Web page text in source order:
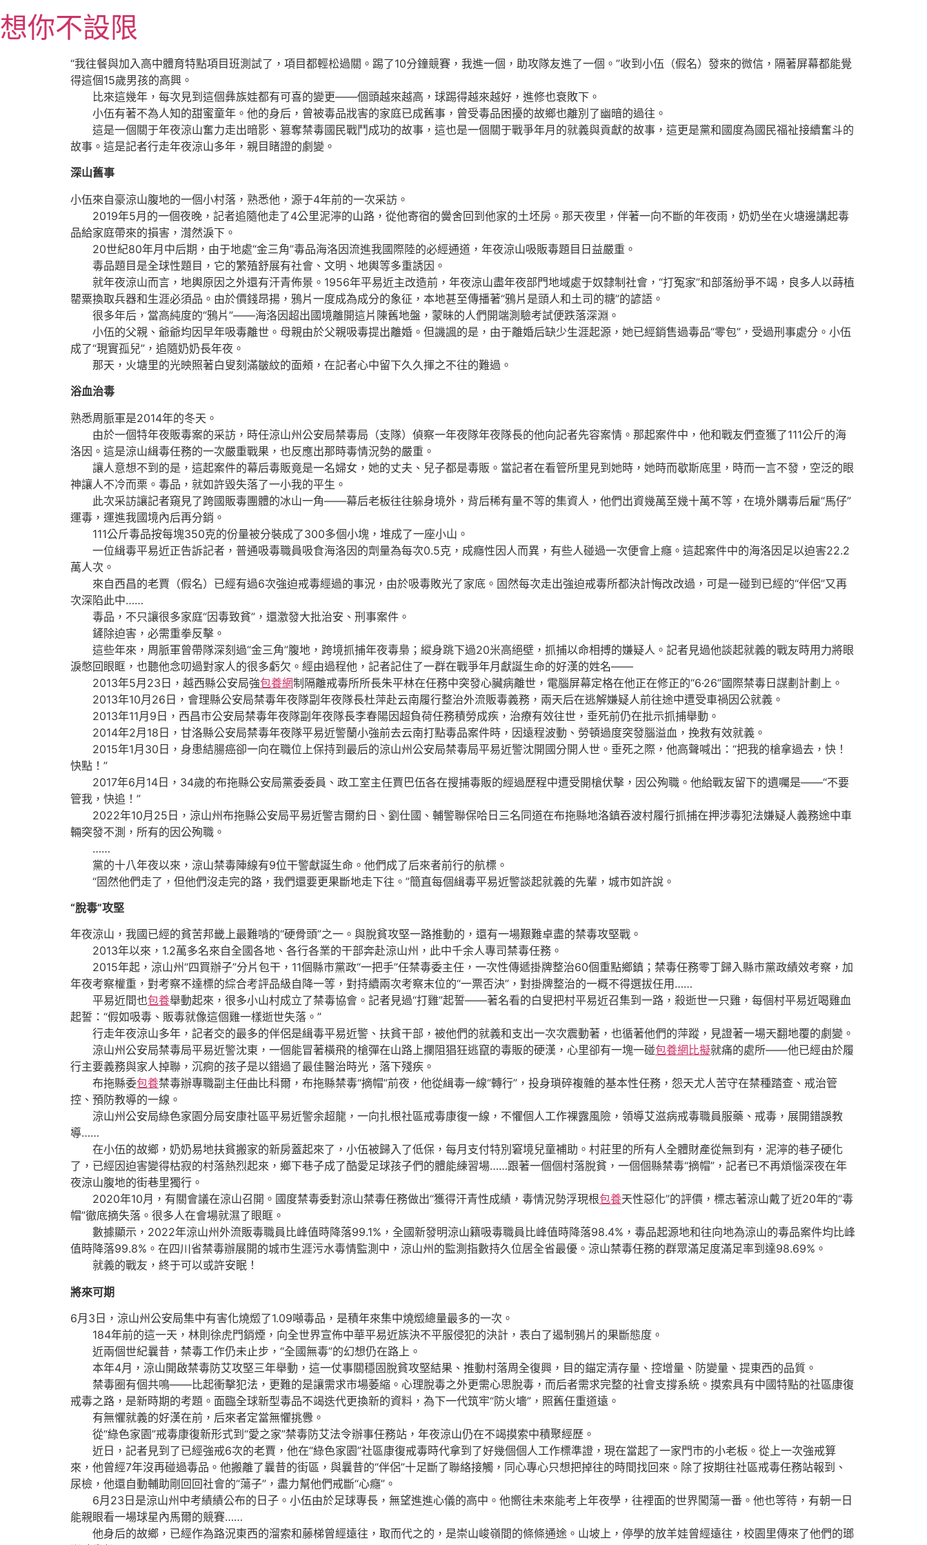
至
主
想你不設限
“我往餐與加入高中體育特點項目班測試了，項目都輕松過關。踢了10分鐘競賽，我進一個，助攻隊友進了一個。”收到小伍（假名）發來的微信，隔著屏幕都能覺
得這個15歲男孩的高興。
比來這幾年，每次見到這個彝族娃都有可喜的變更——個頭越來越高，球踢得越來越好，進修也衰敗下。
小伍有著不為人知的甜蜜童年。他的身后，曾被毒品戕害的家庭已成舊事，曾受毒品困擾的故鄉也離別了幽暗的過往。
這是一個關于年夜涼山奮力走出暗影、篡奪禁毒國民戰鬥成功的故事，這也是一個關于戰爭年月的就義與貢獻的故事，這更是黨和國度為國民福祉接續奮斗的
故事。這是記者行走年夜涼山多年，親目睹證的劇變。
深山舊事
小伍來自豪涼山腹地的一個小村落，熟悉他，源于4年前的一次采訪。
2019年5月的一個夜晚，記者追隨他走了4公里泥濘的山路，從他寄宿的黌舍回到他家的土坯房。那天夜里，伴著一向不斷的年夜雨，奶奶坐在火塘邊講起毒
品給家庭帶來的損害，潸然淚下。
20世紀80年月中后期，由于地處“金三角”毒品海洛因流進我國際陸的必經通道，年夜涼山吸販毒題目日益嚴重。
毒品題目是全球性題目，它的繁殖舒展有社會、文明、地輿等多重誘因。
就年夜涼山而言，地輿原因之外還有汗青佈景。1956年平易近主改造前，年夜涼山盡年夜部門地域處于奴隸制社會，“打冤家”和部落紛爭不竭，良多人以蒔植
罌粟換取兵器和生涯必須品。由於價錢昂揚，鴉片一度成為成分的象征，本地甚至傳播著“鴉片是頭人和土司的糖”的諺語。
很多年后，當高純度的“鴉片”——海洛因超出國境離開這片陳舊地盤，蒙昧的人們開端測驗考試便跌落深淵。
小伍的父親、爺爺均因早年吸毒離世。母親由於父親吸毒提出離婚。但譏諷的是，由于離婚后缺少生涯起源，她已經銷售過毒品“零包”，受過刑事處分。小伍
成了“現實孤兒”，追隨奶奶長年夜。
那天，火塘里的光映照著白叟刻滿皺紋的面頰，在記者心中留下久久揮之不往的難過。
浴血治毒
熟悉周脈軍是2014年的冬天。
由於一個特年夜販毒案的采訪，時任涼山州公安局禁毒局（支隊）偵察一年夜隊年夜隊長的他向記者先容案情。那起案件中，他和戰友們查獲了111公斤的海
洛因。這是涼山緝毒任務的一次嚴重戰果，也反應出那時毒情況勢的嚴重。
讓人意想不到的是，這起案件的幕后毒販竟是一名婦女，她的丈夫、兒子都是毒販。當記者在看管所里見到她時，她時而歇斯底里，時而一言不發，空泛的眼
神讓人不冷而栗。毒品，就如許毀失落了一小我的平生。
此次采訪讓記者窺見了跨國販毒團體的冰山一角——幕后老板往往躲身境外，背后稀有量不等的集資人，他們出資幾萬至幾十萬不等，在境外購毒后雇“馬仔”
運毒，運進我國境內后再分銷。
111公斤毒品按每塊350克的份量被分裝成了300多個小塊，堆成了一座小山。
一位緝毒平易近正告訴記者，普通吸毒職員吸食海洛因的劑量為每次0.5克，成癮性因人而異，有些人碰過一次便會上癮。這起案件中的海洛因足以迫害22.2
萬人次。
來自西昌的老賈（假名）已經有過6次強迫戒毒經過的事況，由於吸毒敗光了家底。固然每次走出強迫戒毒所都決計悔改改過，可是一碰到已經的“伴侶”又再
次深陷此中……
毒品，不只讓很多家庭“因毒致貧”，還激發大批治安、刑事案件。
鏟除迫害，必需重拳反擊。
這些年來，周脈軍曾帶隊深刻過“金三角”腹地，跨境抓捕年夜毒梟；縱身跳下過20米高絕壁，抓捕以命相搏的嫌疑人。記者見過他談起就義的戰友時用力將眼
淚憋回眼眶，也聽他念叨過對家人的很多虧欠。經由過程他，記者記住了一群在戰爭年月獻誕生命的好漢的姓名——
2013年5月23日，越西縣公安局強包養網制隔離戒毒所所長朱平林在任務中突發心臟病離世，電腦屏幕定格在他正在修正的“6·26”國際禁毒日謀劃計劃上。
2013年10月26日，會理縣公安局禁毒年夜隊副年夜隊長杜萍赴云南履行整治外流販毒義務，兩天后在逃解嫌疑人前往途中遭受車禍因公就義。
2013年11月9日，西昌市公安局禁毒年夜隊副年夜隊長李春陽因超負荷任務積勞成疾，治療有效往世，垂死前仍在批示抓捕舉動。
2014年2月18日，甘洛縣公安局禁毒年夜隊平易近警蘭小強前去云南打點毒品案件時，因遠程波動、勞頓過度突發腦溢血，挽救有效就義。
2015年1月30日，身患結腸癌卻一向在職位上保持到最后的涼山州公安局禁毒局平易近警沈開國分開人世。垂死之際，他高聲喊出：“把我的槍拿過去，快！
快點！”
2017年6月14日，34歲的布拖縣公安局黨委委員、政工室主任賈巴伍各在搜捕毒販的經過歷程中遭受開槍伏擊，因公殉職。他給戰友留下的遺囑是——“不要
管我，快追！”
2022年10月25日，涼山州布拖縣公安局平易近警吉爾約日、劉仕國、輔警聯保哈日三名同道在布拖縣地洛鎮吞波村履行抓捕在押涉毒犯法嫌疑人義務途中車
輛突發不測，所有的因公殉職。
……
黨的十八年夜以來，涼山禁毒陣線有9位干警獻誕生命。他們成了后來者前行的航標。
“固然他們走了，但他們沒走完的路，我們還要更果斷地走下往。”簡直每個緝毒平易近警談起就義的先輩，城市如許說。
“脫毒”攻堅
年夜涼山，我國已經的貧苦邦畿上最難啃的“硬骨頭”之一。與脫貧攻堅一路推動的，還有一場艱難卓盡的禁毒攻堅戰。
2013年以來，1.2萬多名來自全國各地、各行各業的干部奔赴涼山州，此中千余人專司禁毒任務。
2015年起，涼山州“四買辦子”分片包干，11個縣市黨政“一把手”任禁毒委主任，一次性傳遞掛牌整治60個重點鄉鎮；禁毒任務零丁歸入縣市黨政績效考察，加
年夜考察權重，對考察不達標的綜合考評品級自降一等，對持續兩次考察末位的“一票否決”，對掛牌整治的一概不得選拔任用……
平易近間也包養舉動起來，很多小山村成立了禁毒協會。記者見過“打雞”起誓——著名看的白叟把村平易近召集到一路，殺逝世一只雞，每個村平易近喝雞血
起誓：“假如吸毒、販毒就像這個雞一樣逝世失落。”
行走年夜涼山多年，記者交的最多的伴侶是緝毒平易近警、扶貧干部，被他們的就義和支出一次次震動著，也循著他們的萍蹤，見證著一場天翻地覆的劇變。
涼山州公安局禁毒局平易近警沈東，一個能冒著橫飛的槍彈在山路上攔阻猖狂逃竄的毒販的硬漢，心里卻有一塊一碰包養網比擬就痛的處所——他已經由於履
行主要義務與家人掉聯，沉痾的孩子是以錯過了最佳醫治時光，落下殘疾。
布拖縣委包養禁毒辦專職副主任曲比科爾，布拖縣禁毒“摘帽”前夜，他從緝毒一線“轉行”，投身瑣碎複雜的基本性任務，怨天尤人苦守在禁種踏查、戒治管
控、預防教導的一線。
涼山州公安局綠色家園分局安康社區平易近警余超龍，一向扎根社區戒毒康復一線，不懼個人工作裸露風險，領導艾滋病戒毒職員服藥、戒毒，展開錯誤教
導……
在小伍的故鄉，奶奶易地扶貧搬家的新房蓋起來了，小伍被歸入了低保，每月支付特別窘境兒童補助。村莊里的所有人全體財產從無到有，泥濘的巷子硬化
了，已經因迫害變得枯寂的村落熱烈起來，鄉下巷子成了酷愛足球孩子們的體能練習場……跟著一個個村落脫貧，一個個縣禁毒“摘帽”，記者已不再煩惱深夜在年
夜涼山腹地的街巷里獨行。
2020年10月，有關會議在涼山召開。國度禁毒委對涼山禁毒任務做出“獲得汗青性成績，毒情況勢浮現根包養天性惡化”的評價，標志著涼山戴了近20年的“毒
帽”徹底摘失落。很多人在會場就濕了眼眶。
數據顯示，2022年涼山州外流販毒職員比峰值時降落99.1%，全國新發明涼山籍吸毒職員比峰值時降落98.4%，毒品起源地和往向地為涼山的毒品案件均比峰
值時降落99.8%。在四川省禁毒辦展開的城市生涯污水毒情監測中，涼山州的監測指數持久位居全省最優。涼山禁毒任務的群眾滿足度滿足率到達98.69%。
就義的戰友，終于可以或許安眠！
將來可期
6月3日，涼山州公安局集中有害化燒燬了1.09噸毒品，是積年來集中燒燬總量最多的一次。
184年前的這一天，林則徐虎門銷煙，向全世界宣佈中華平易近族決不平服侵犯的決計，表白了遏制鴉片的果斷態度。
近兩個世紀曩昔，禁毒工作仍未止步，“全國無毒”的幻想仍在路上。
本年4月，涼山開啟禁毒防艾攻堅三年舉動，這一仗事關穩固脫貧攻堅結果、推動村落周全復興，目的錨定清存量、控增量、防變量、提東西的品質。
禁毒圈有個共鳴——比起衝擊犯法，更難的是讓需求市場萎縮。心理脫毒之外更需心思脫毒，而后者需求完整的社會支撐系統。摸索具有中國特點的社區康復
戒毒之路，是新時期的考題。面臨全球新型毒品不竭迭代更換新的資料，為下一代筑牢“防火墻”，照舊任重道遠。
有無懼就義的好漢在前，后來者定當無懼挑釁。
從“綠色家園”戒毒康復新形式到“愛之家”禁毒防艾法令辦事任務站，年夜涼山仍在不竭摸索中積聚經歷。
近日，記者見到了已經強戒6次的老賈，他在“綠色家園”社區康復戒毒時代拿到了好幾個個人工作標準證，現在當起了一家門市的小老板。從上一次強戒算
來，他曾經7年沒再碰過毒品。他搬離了曩昔的街區，與曩昔的“伴侶”十足斷了聯絡接觸，同心專心只想把掉往的時間找回來。除了按期往社區戒毒任務站報到、
尿檢，他還自動輔助剛回回社會的“蕩子”，盡力幫他們戒斷“心癮”。
6月23日是涼山州中考績績公布的日子。小伍由於足球專長，無望進進心儀的高中。他嚮往未來能考上年夜學，往裡面的世界闖蕩一番。他也等待，有朝一日
能親眼看一場球星內馬爾的競賽……
他身后的故鄉，已經作為路況東西的溜索和藤梯曾經遠往，取而代之的，是崇山峻嶺間的條條通途。山坡上，停學的放羊娃曾經遠往，校園里傳來了他們的瑯